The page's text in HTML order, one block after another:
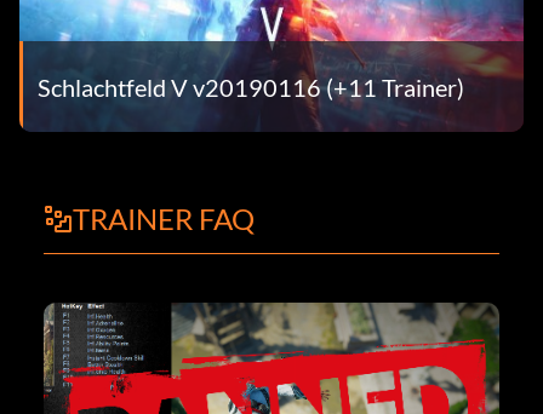
Schlachtfeld V v20190116 (+11 Trainer)
TRAINER FAQ